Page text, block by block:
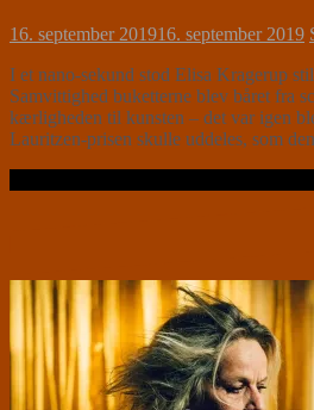
16. september 201916. september 2019
I et nano-sekund stod Elisa Kragerup
Samvittighed buketterne blev båret fra
kærligheden til kunsten – det var igen
Lauritzen-prisen skulle uddeles, som